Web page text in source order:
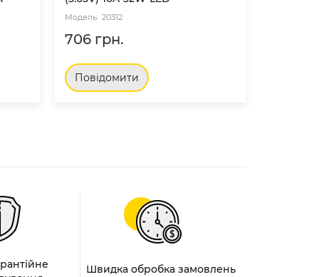
20312
706 грн.
Повідомити
Швидка обробка замовлень